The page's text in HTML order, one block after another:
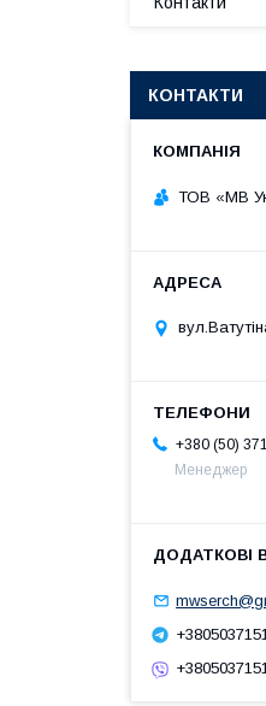
КОНТАКТИ
ТОВ «МВ
+380 (50)
Менеджер